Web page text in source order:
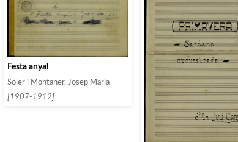
Festa anyal
Soler i Montaner, Josep Maria
[1907-1912]